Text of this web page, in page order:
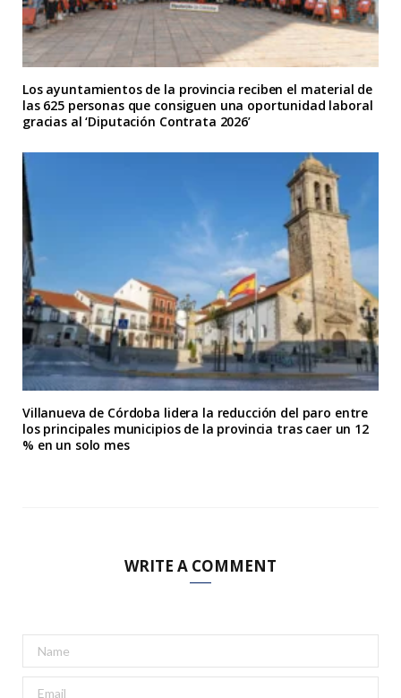
Los ayuntamientos de la provincia reciben el material de
las 625 personas que consiguen una oportunidad laboral
gracias al ‘Diputación Contrata 2026’
Villanueva de Córdoba lidera la reducción del paro entre
los principales municipios de la provincia tras caer un 12
% en un solo mes
WRITE A COMMENT